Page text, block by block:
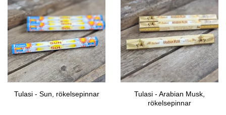
Tulasi - Sun, rökelsepinnar
Tulasi - Arabian Musk,
rökelsepinnar